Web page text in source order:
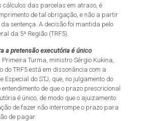
cálculos das parcelas em atraso, é
de tal obrigação, e não a partir
sentença. A decisão foi mantida pelo
da 5ª Região (TRF5).
a pretensão executória é único
Turma, ministro Sérgio Kukina,
do TRF5 está em dissonância com a
Especial do STJ, que, no julgamento do
entendimento de que o prazo prescricional
é único, de modo que o ajuizamento
de fazer não interrompe o prazo para
de pagar.